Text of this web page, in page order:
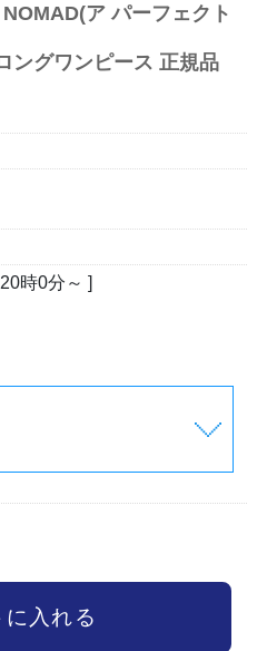
ア パーフェクト
ングワンピース 正規品
時0分 ～ ]